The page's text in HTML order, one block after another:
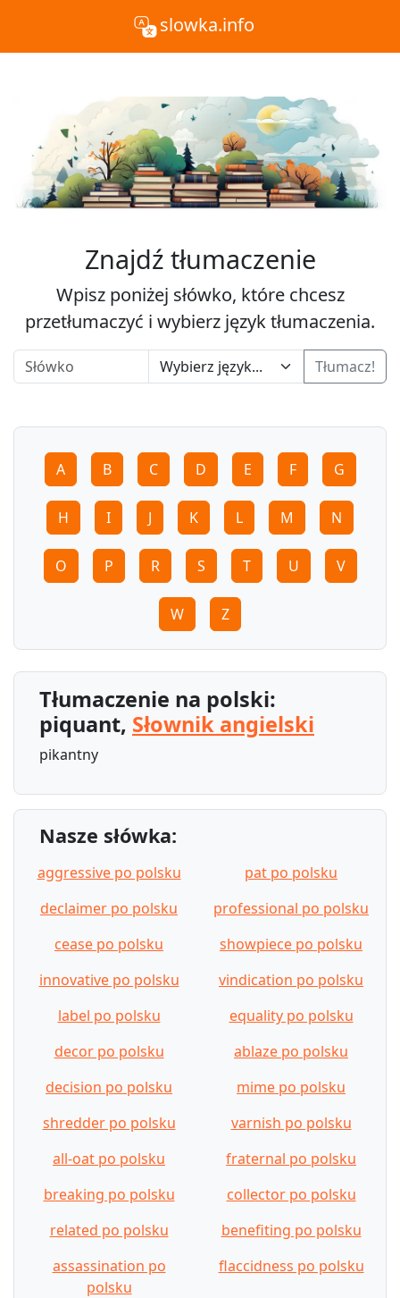
slowka.info
Znajdź tłumaczenie
Wpisz poniżej słówko, które chcesz
przetłumaczyć i wybierz język tłumaczenia.
Tłumacz!
A B C D E F G
H I J K L M N
O P R S T U V
W Z
Tłumaczenie na polski:
piquant, Słownik angielski
pikantny
Nasze słówka:
aggressive po polsku
pat po polsku
declaimer po polsku
professional po polsku
cease po polsku
showpiece po polsku
innovative po polsku
vindication po polsku
label po polsku
equality po polsku
decor po polsku
ablaze po polsku
decision po polsku
mime po polsku
shredder po polsku
varnish po polsku
all-oat po polsku
fraternal po polsku
breaking po polsku
collector po polsku
related po polsku
benefiting po polsku
assassination po
polsku
flaccidness po polsku